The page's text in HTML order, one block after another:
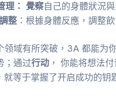
理：
覺察自己的身體狀況
整 ：根據身體反應，調整
领域有所突破，3A 都能为
；通过行动 ， 你能将想法
等于掌握了开启成功的钥